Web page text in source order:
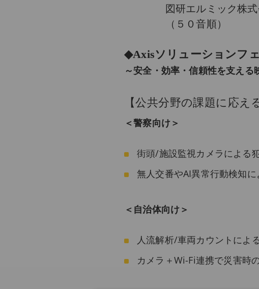
図研エルミック株式
（５０音順）
◆Axisソリューションフ
～安全・効率・信頼性を支える
【公共分野の課題に応え
＜警察向け＞
街頭/施設監視カメラによる
無人交番やAI異常行動検知
＜自治体向け＞
人流解析/車両カウントによ
カメラ＋Wi-Fi連携で災害時